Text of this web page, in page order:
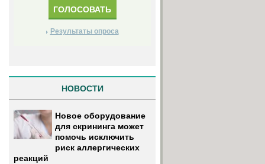
Результаты опроса
НОВОСТИ
Новое оборудование
для скрининга может
помочь исключить
риск аллергических
реакций